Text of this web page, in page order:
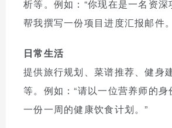
析等。例如：“你现在是一名资
帮我撰写一份项目进度汇报邮件
日常生活
提供旅行规划、菜谱推荐、健身
等。例如：“请以一位营养师的
一份一周的健康饮食计划。”